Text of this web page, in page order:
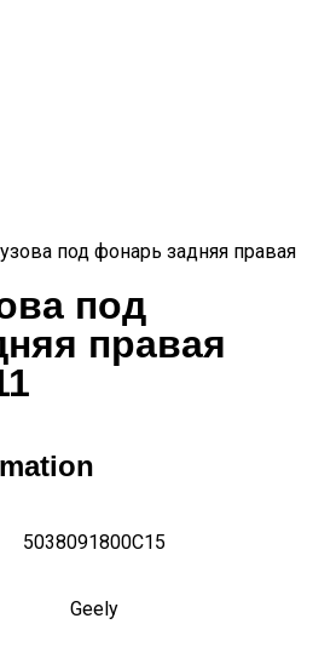
под фонарь задняя правая
под
правая
5038091800C15
Geely